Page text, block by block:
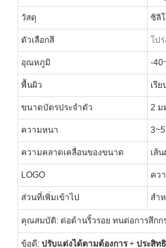
วัสดุ ซิลิ
ตัวเลือกสี โปร่
อุณหภูมิ -
พื้นผิว เรีย
ขนาดบัตรประจำตัว 2 ม
ความหนา 3~5
ความคลาดเคลื่อนของขนาด เส้
LOGO คว
ส่วนที่เพิ่มเข้าไป สำ
คุณสมบัติ: ต่อต้านริ้วรอย ทนต่อการสึก
ข้อดี: ปรับแต่งได้ตามต้องการ+ ประสิท